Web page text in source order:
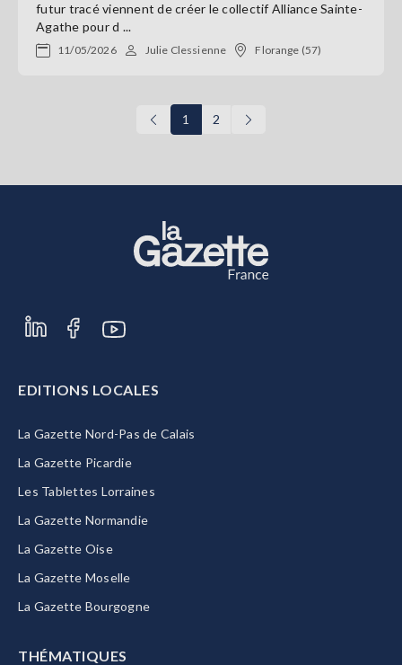
futur tracé viennent de créer le collectif Alliance Sainte-
Agathe pour d ...
11/05/2026 Julie Clessienne Florange (57)
1 2
EDITIONS LOCALES
La Gazette Nord-Pas de Calais
La Gazette Picardie
Les Tablettes Lorraines
La Gazette Normandie
La Gazette Oise
La Gazette Moselle
La Gazette Bourgogne
THÉMATIQUES